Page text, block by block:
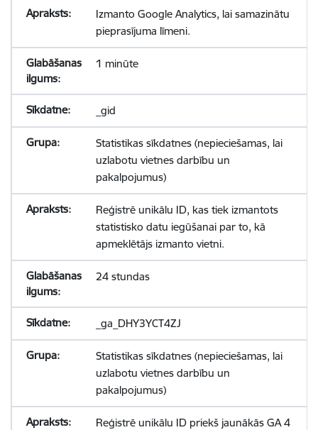
Izmanto Google Analytics, lai samazinātu
pieprasījuma līmeni.
1 minūte
_gid
Statistikas sīkdatnes (nepieciešamas, lai
uzlabotu vietnes darbību un
pakalpojumus)
Reģistrē unikālu ID, kas tiek izmantots
statistisko datu iegūšanai par to, kā
apmeklētājs izmanto vietni.
24 stundas
_ga_DHY3YCT4ZJ
Statistikas sīkdatnes (nepieciešamas, lai
uzlabotu vietnes darbību un
pakalpojumus)
Reģistrē unikālu ID priekš jaunākās GA 4